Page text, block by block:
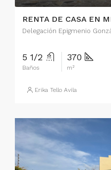
5 1/2
Baños
370
m²
Erika Tello Avila